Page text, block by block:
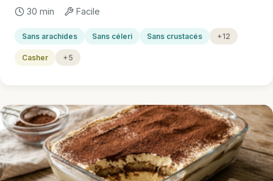
30 min Facile
Sans arachides Sans céleri Sans crustacés +12
Casher +5